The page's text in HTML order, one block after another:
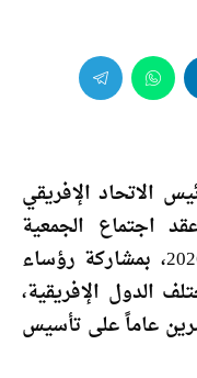
الاتحاد الإفريقي
اجتماع الجمعية
العمومية للاتحاد يوم 13 يونيو 2026، بمشاركة رؤساء
الدول الإفريقية،
عاماً على تأسيس